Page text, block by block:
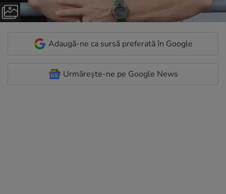
Adaugă-ne ca sursă preferată în Google
Urmărește-ne pe Google News